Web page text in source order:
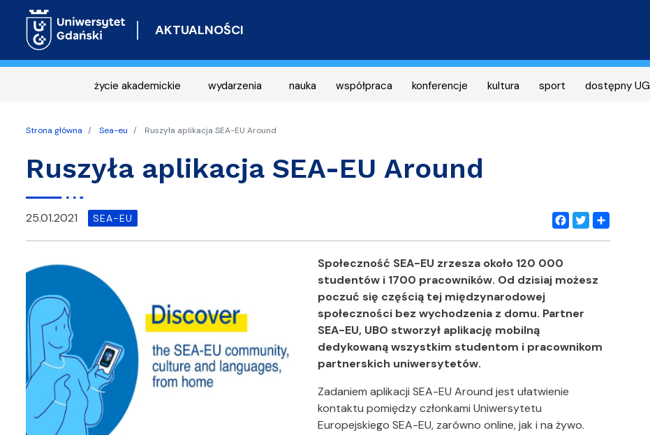
AKTUALNOŚCI
życie akademickie wydarzenia nauka współpraca konferencje kultura sport dostępny UG
Strona główna Sea-eu Ruszyła aplikacja SEA-EU Around
Ruszyła aplikacja SEA-EU Around
Facebook
Twitter
Share
25.01.2021 SEA-EU
Społeczność SEA-EU zrzesza około 120 000
studentów i 1700 pracowników. Od dzisiaj możesz
poczuć się częścią tej międzynarodowej
społeczności bez wychodzenia z domu. Partner
SEA-EU, UBO stworzył aplikację mobilną
dedykowaną wszystkim studentom i pracownikom
partnerskich uniwersytetów.
Zadaniem aplikacji SEA-EU Around jest ułatwienie
kontaktu pomiędzy członkami Uniwersytetu
Europejskiego SEA-EU, zarówno online, jak i na żywo.